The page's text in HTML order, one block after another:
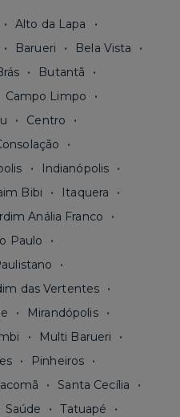
Alto da Lapa
Barueri
Bela Vista
Butantã
Campo Limpo
Centro
Indianópolis
Bibi
Itaquera
Anália Franco
Paulo
das Vertentes
Mirandópolis
Multi Barueri
Pinheiros
Santa Cecília
Saúde
Tatuapé